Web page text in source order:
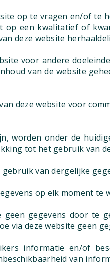
op te vragen en/of
een kwalitatief of
deze website
voor andere
van de website
deze website voor
worden onder de
tot het gebruik van
van dergelijke
op elk moment te
gegevens door
via deze website geen
informatie en/of
van